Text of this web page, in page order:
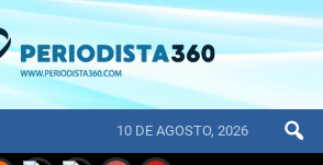
10 DE AGOSTO, 2026